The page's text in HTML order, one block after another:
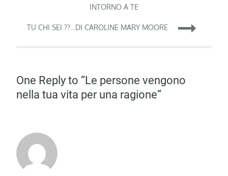
INTORNO A TE
TU CHI SEI ??…DI CAROLINE MARY MOORE
One Reply to “Le persone vengono
nella tua vita per una ragione”